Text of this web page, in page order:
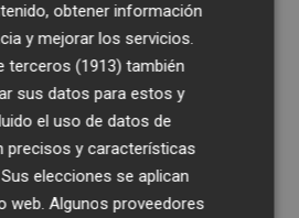
la actualidad de
en tu correo
suscribirme
obtener información
y mejorar los servicios.
terceros (1913) también
sus datos para estos y
el uso de datos de
precisos y características
elecciones se aplican
web. Algunos proveedores